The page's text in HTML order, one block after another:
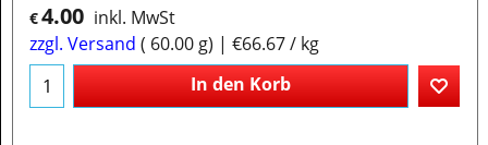
€4.00 inkl. MwSt
zzgl. Versand
60.00 g €66.67/ kg
In den Korb